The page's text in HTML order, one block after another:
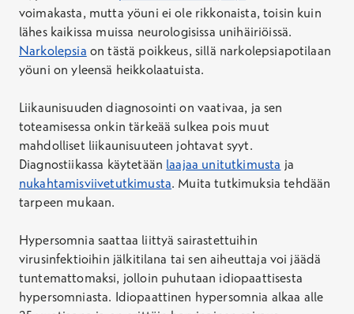
voimakasta, mutta yöuni ei ole rikkonaista, toisin kuin
lähes kaikissa muissa neurologisissa unihäiriöissä.
Narkolepsia on tästä poikkeus, sillä narkolepsiapotilaan
yöuni on yleensä heikkolaatuista.
Liikaunisuuden diagnosointi on vaativaa, ja sen
toteamisessa onkin tärkeää sulkea pois muut
mahdolliset liikaunisuuteen johtavat syyt.
Diagnostiikassa käytetään laajaa unitutkimusta ja
nukahtamisviivetutkimusta. Muita tutkimuksia tehdään
tarpeen mukaan.
Hypersomnia saattaa liittyä sairastettuihin
virusinfektioihin jälkitilana tai sen aiheuttaja voi jäädä
tuntemattomaksi, jolloin puhutaan idiopaattisesta
hypersomniasta. Idiopaattinen hypersomnia alkaa alle